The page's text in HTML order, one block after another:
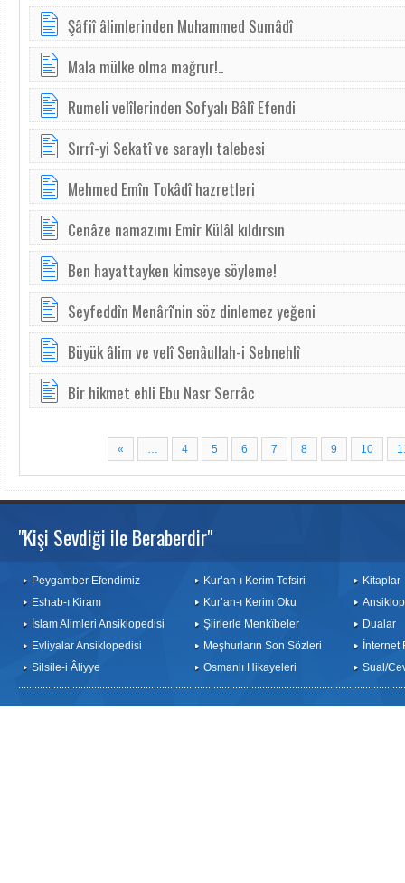
Şâfiî âlimlerinden Muhammed Sumâdî
Mala mülke olma mağrur!..
Rumeli velîlerinden Sofyalı Bâlî Efendi
Sırrî-yi Sekatî ve saraylı talebesi
Mehmed Emîn Tokâdî hazretleri
Cenâze namazımı Emîr Külâl kıldırsın
Ben hayattayken kimseye söyleme!
Seyfeddîn Menârî'nin söz dinlemez yeğeni
Büyük âlim ve velî Senâullah-i Sebnehlî
Bir hikmet ehli Ebu Nasr Serrâc
« … 4 5 6 7 8 9 10
"Kişi Sevdiği ile Beraberdir"
Peygamber Efendimiz
Eshab-ı Kiram
İslam Alimleri Ansiklopedisi
Evliyalar Ansiklopedisi
Silsile-i Âliyye
Kur’an-ı Kerim Tefsiri
Kur’an-ı Kerim Oku
Şiirlerle Menkîbeler
Meşhurların Son Sözleri
Osmanlı Hikayeleri
Kitaplar
Dualar
İnternet
Sual/